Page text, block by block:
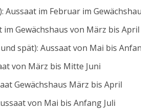
Aussaat im Februar im
im Gewächshaus von März bis April
spät): Aussaat von Mai bis
von März bis Mitte Juni
Gewächshaus März bis April
von Mai bis Anfang Juli